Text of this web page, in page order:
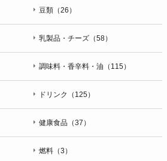
豆類（26）
乳製品・チーズ（58）
調味料・香辛料・油（115）
ドリンク（125）
健康食品（37）
燃料（3）